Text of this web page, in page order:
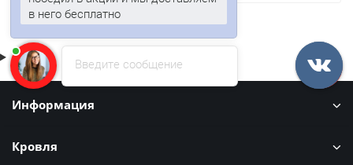
Информация
Кровля
Введите сообщение
в него бесплатно